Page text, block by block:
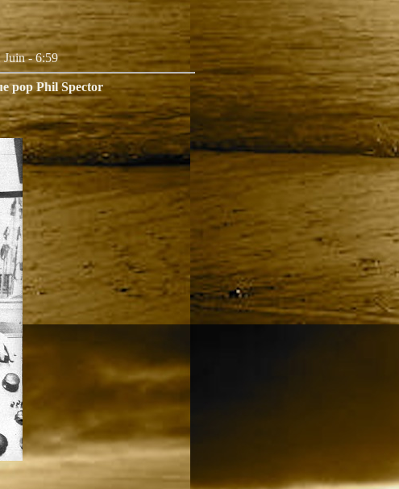
Juin - 6:59
pop Phil Spector